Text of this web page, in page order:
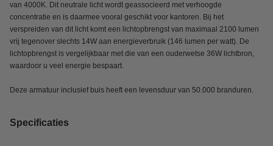
van 4000K. Dit neutrale licht wordt geassocieerd met verhoogde
concentratie en is daarmee vooral geschikt voor kantoren. Bij het
verspreiden van dit licht komt een lichtopbrengst van maximaal 2100 lumen
vrij tegenover slechts 14W aan energieverbruik (146 lumen per watt). De
lichtopbrengst is vergelijkbaar met die van een ouderwetse 36W lichtbron,
waardoor u veel energie bespaart.
Deze armatuur inclusief buis heeft een levensduur van 50.000 branduren.
Specificaties